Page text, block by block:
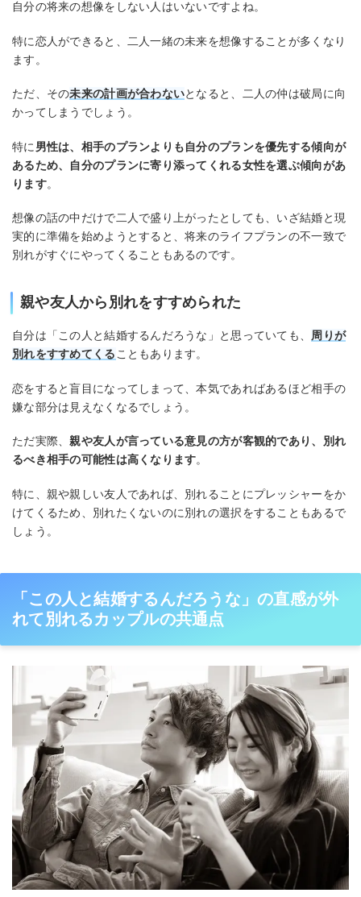
自分の将来の想像をしない人はいないですよね。
特に恋人ができると、二人一緒の未来を想像することが多くなり
ます。
ただ、その未来の計画が合わないとなると、二人の仲は破局に向
かってしまうでしょう。
特に 男性は、相手のプランよりも自分のプランを優先する傾向が
あるため、自分のプランに寄り添ってくれる女性を選ぶ傾向があ
ります。
想像の話の中だけで二人で盛り上がったとしても、いざ結婚と現
実的に準備を始めようとすると、将来のライフプランの不一致で
別れがすぐにやってくることもあるのです。
親や友人から別れをすすめられた
自分は「この人と結婚するんだろうな」と思っていても、 周りが
別れをすすめてくることもあります。
恋をすると盲目になってしまって、本気であればあるほど相手の
嫌な部分は見えなくなるでしょう。
ただ実際、親や友人が言っている意見の方が客観的であり、別れ
るべき相手の可能性は高くなります。
特に、親や親しい友人であれば、別れることにプレッシャーをか
けてくるため、別れたくないのに別れの選択をすることもあるで
しょう。
「この人と結婚するんだろうな」の直感が外
れて別れるカップルの共通点